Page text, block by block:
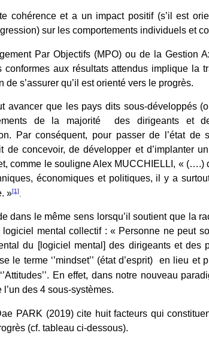
cohérence et a un impact positif (s’il est
sur les comportements individuels et
Par Objectifs (MPO) ou de la Gestion
conformes aux résultats attendus implique la
s’assurer qu’il est orienté vers le progrès.
avancer que les pays dits sous-développés
de la majorité des dirigeants et
Par conséquent, pour passer de l’état de
de concevoir, de développer et d’implanter
comme le souligne Alex MUCCHIELLI, « (….)
économiques et politiques, il y a
»[1].
dans le même sens lorsqu’il soutient que la
mental collectif : « Personne ne peut
du [logiciel mental] des dirigeants et des
le terme ‘’mindset’’ (état d’esprit) en lieu et
En effet, dans notre nouveau
des 4 sous-systèmes.
PARK (2019) cite huit facteurs qui
(cf. tableau ci-dessous).